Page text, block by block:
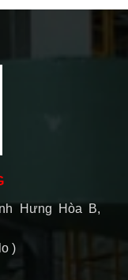
Hưng Hòa B,
)